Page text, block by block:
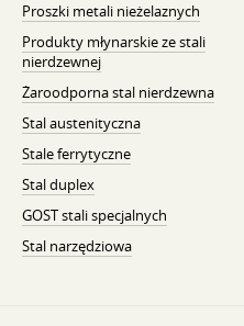
Proszki metali nieżelaznych
Produkty młynarskie ze stali
nierdzewnej
Żaroodporna stal nierdzewna
Stal austenityczna
Stale ferrytyczne
Stal duplex
GOST stali specjalnych
Stal narzędziowa